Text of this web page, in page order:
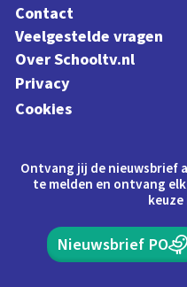
Contact
Veelgestelde vragen
Over Schooltv.nl
Privacy
Cookies
Ontvang jij de nieuwsbrief
te melden en ontvang
Nieuwsbrief PO